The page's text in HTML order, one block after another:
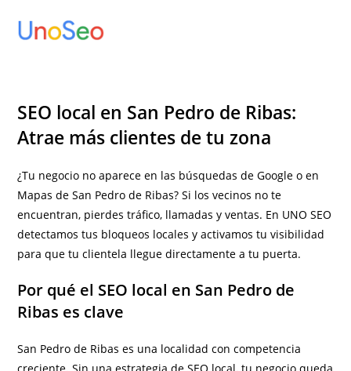
SEO local en San Pedro de Ribas:
Atrae más clientes de tu zona
¿Tu negocio no aparece en las búsquedas de Google o en
Mapas de San Pedro de Ribas? Si los vecinos no te
encuentran, pierdes tráfico, llamadas y ventas. En UNO SEO
detectamos tus bloqueos locales y activamos tu visibilidad
para que tu clientela llegue directamente a tu puerta.
Por qué el SEO local en San Pedro de
Ribas es clave
San Pedro de Ribas es una localidad con competencia